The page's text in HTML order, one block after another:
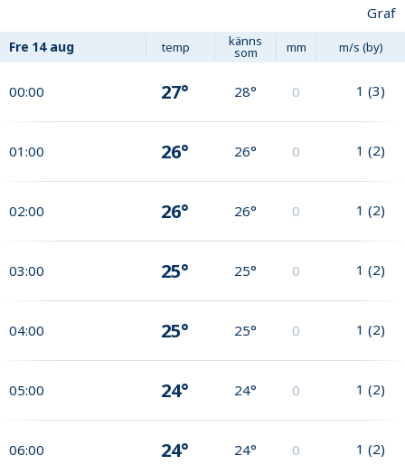
Graf
Fre 14 aug temp känns
som mm m/s (by)
00:00 27° 28° 0 1 (3)
01:00 26° 26° 0 1 (2)
02:00 26° 26° 0 1 (2)
03:00 25° 25° 0 1 (2)
04:00 25° 25° 0 1 (2)
05:00 24° 24° 0 1 (2)
06:00 24° 24° 0 1 (2)